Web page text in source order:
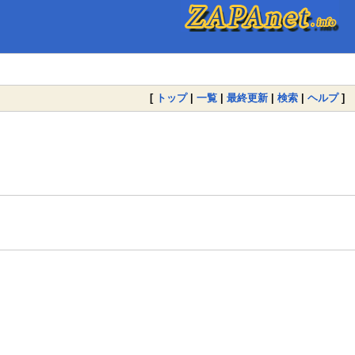
[ トップ| 一覧 | 最終更新 | 検索 | ヘルプ]